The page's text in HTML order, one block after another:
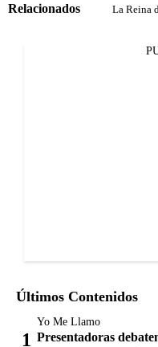
Relacionados La Reina
Últimos Contenidos
Yo Me Llamo
Presentadoras